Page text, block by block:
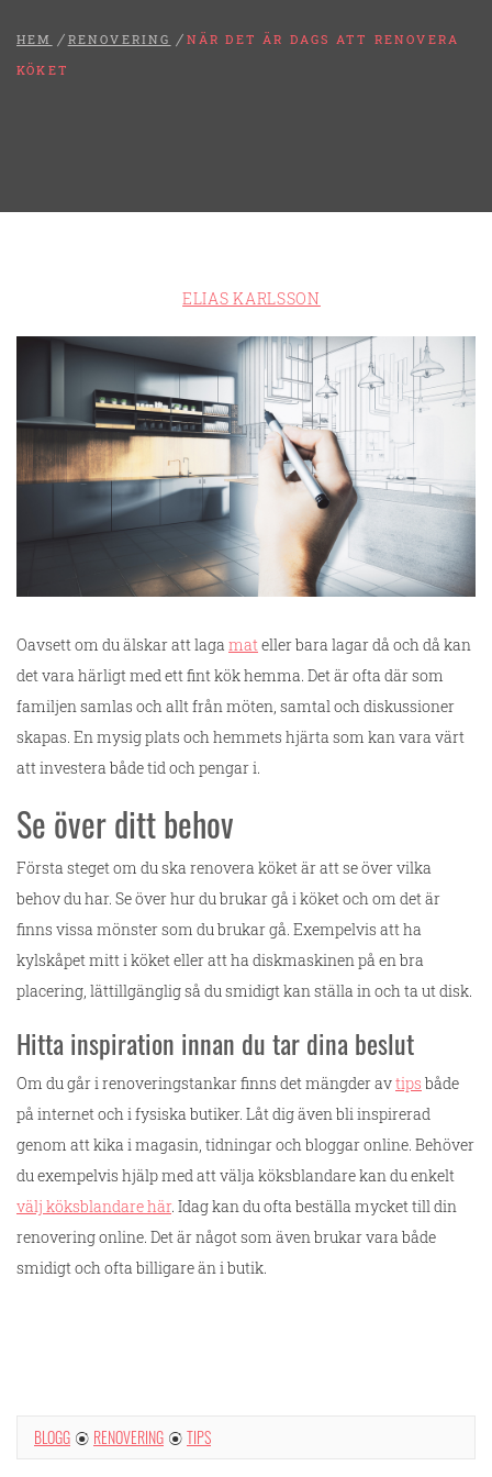
HEM RENOVERING
NÄR DET ÄR DAGS ATT RENOVERA
KÖKET
ELIAS KARLSSON
Oavsett om du älskar att laga mat eller bara lagar då och då kan
det vara härligt med ett fint kök hemma. Det är ofta där som
familjen samlas och allt från möten, samtal och diskussioner
skapas. En mysig plats och hemmets hjärta som kan vara värt
att investera både tid och pengar i.
Se över ditt behov
Första steget om du ska renovera köket är att se över vilka
behov du har. Se över hur du brukar gå i köket och om det är
finns vissa mönster som du brukar gå. Exempelvis att ha
kylskåpet mitt i köket eller att ha diskmaskinen på en bra
placering, lättillgänglig så du smidigt kan ställa in och ta ut disk.
Hitta inspiration innan du tar dina beslut
Om du går i renoveringstankar finns det mängder avtips både
på internet och i fysiska butiker. Låt dig även bli inspirerad
genom att kika i magasin, tidningar och bloggar online. Behöver
du exempelvis hjälp med att välja köksblandare kan du enkelt
välj köksblandare här. Idag kan du ofta beställa mycket till din
renovering online. Det är något som även brukar vara både
smidigt och ofta billigare än i butik.
BLOGG RENOVERING TIPS